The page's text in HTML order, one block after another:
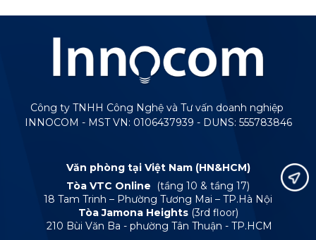
Công ty TNHH Công Nghệ và Tư vấn doanh nghiệp
INNOCOM - MST VN: 0106437939 - DUNS: 555783846
Văn phòng tại Việt Nam (HN&HCM)
Tòa VTC Online
(tầng 10 & tầng 17)
18 Tam Trinh – Phường Tương Mai – TP.Hà Nội
Tòa Jamona Heights (3rd floor)
210 Bùi Văn Ba - phường Tân Thuận - TP.HCM